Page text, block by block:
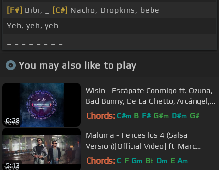
[F#] Bibi, _ [C#] Nacho, Dropkins, bebe
Yeh, yeh, yeh _ _ _ _ _ _
You may also like to play
6:28
Wisin - Escápate Conmigo ft. Ozuna,
Bad Bunny, De La Ghetto, Arcángel,
Noriel, Almighty
Chords: C#m B F# G#m D#m G#
5:13
Maluma - Felices los 4 (Salsa
Version)[Official Video] ft. Marc
Anthony
Chords: C F Gm Bb Dm E Am